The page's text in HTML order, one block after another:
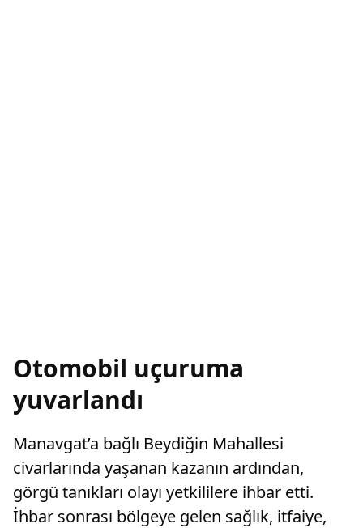
Otomobil uçuruma
yuvarlandı
Manavgat’a bağlı Beydiğin Mahallesi
civarlarında yaşanan kazanın ardından,
görgü tanıkları olayı yetkililere ihbar etti.
İhbar sonrası bölgeye gelen sağlık, itfaiye,